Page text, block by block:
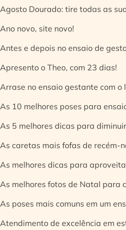
Agosto Dourado: tire todas as
Ano novo, site novo!
Antes e depois no ensaio de
Apresento o Theo, com 23 dias!
Arrase no ensaio gestante com
As 10 melhores poses para
As 5 melhores dicas para
As caretas mais fofas de recém-
As melhores dicas para
As melhores fotos de Natal para
As poses mais comuns em um
Atendimento de excelência em